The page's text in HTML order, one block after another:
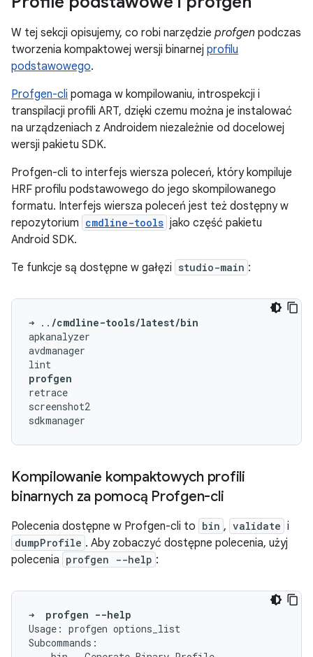
W tej sekcji opisujemy, co robi narzędzie profgen podczas
tworzenia kompaktowej wersji binarnej profilu
podstawowego.
Profgen-cli pomaga w kompilowaniu, introspekcji i
transpilacji profili ART, dzięki czemu można je instalować
na urządzeniach z Androidem niezależnie od docelowej
wersji pakietu SDK.
Profgen-cli to interfejs wiersza poleceń, który kompiluje
HRF profilu podstawowego do jego skompilowanego
formatu. Interfejs wiersza poleceń jest też dostępny w
repozytorium cmdline-tools jako część pakietu
Android SDK.
Te funkcje są dostępne w gałęzi studio-main :
➜ .. /cmdline-tools/latest/bin
apkanalyzer
avdmanager
profgen
retrace
screenshot2
Kompilowanie kompaktowych profili
binarnych za pomocą Profgen-cli
Polecenia dostępne w Profgen-cli to bin , validate i
dumpProfile . Aby zobaczyć dostępne polecenia, użyj
polecenia profgen --help :
➜ profgen --help
Usage: profgen options_list